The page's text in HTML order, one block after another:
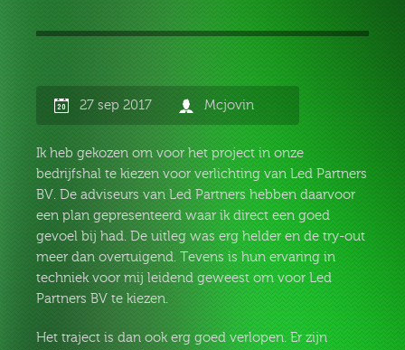
27 sep 2017 Mcjovin
Ik heb gekozen om voor het project in onze
bedrijfshal te kiezen voor verlichting van Led Partners
BV. De adviseurs van Led Partners hebben daarvoor
een plan gepresenteerd waar ik direct een goed
gevoel bij had. De uitleg was erg helder en de try-out
meer dan overtuigend. Tevens is hun ervaring in
techniek voor mij leidend geweest om voor Led
Partners BV te kiezen.
Het traject is dan ook erg goed verlopen. Er zijn